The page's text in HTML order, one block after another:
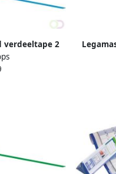
verdeeltape 2